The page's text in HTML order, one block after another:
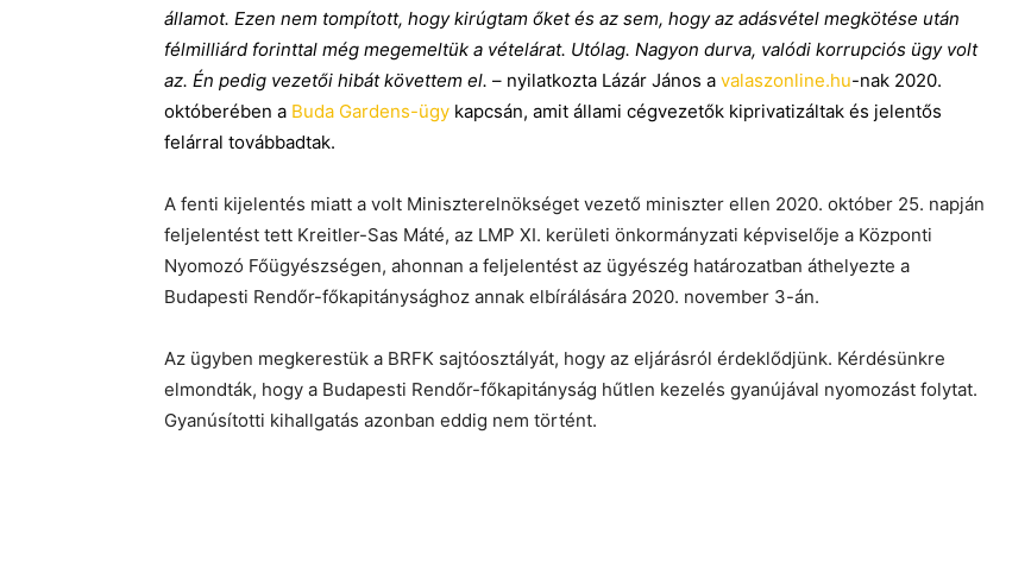
államot. Ezen nem tompított, hogy kirúgtam őket és az sem, hogy az adásvétel megkötése után
félmilliárd forinttal még megemeltük a vételárat. Utólag. Nagyon durva, valódi korrupciós ügy volt
az. Én pedig vezetői hibát követtem el. – nyilatkozta Lázár János a valaszonline.hu-nak 2020.
októberében a Buda Gardens-ügy kapcsán, amit állami cégvezetők kiprivatizáltak és jelentős
felárral továbbadtak.
A fenti kijelentés miatt a volt Miniszterelnökséget vezető miniszter ellen 2020. október 25. napján
feljelentést tett Kreitler-Sas Máté, az LMP XI. kerületi önkormányzati képviselője a Központi
Nyomozó Főügyészségen, ahonnan a feljelentést az ügyészég határozatban áthelyezte a
Budapesti Rendőr-főkapitánysághoz annak elbírálására 2020. november 3-án.
Az ügyben megkerestük a BRFK sajtóosztályát, hogy az eljárásról érdeklődjünk. Kérdésünkre
elmondták, hogy a Budapesti Rendőr-főkapitányság hűtlen kezelés gyanújával nyomozást folytat.
Gyanúsítotti kihallgatás azonban eddig nem történt.